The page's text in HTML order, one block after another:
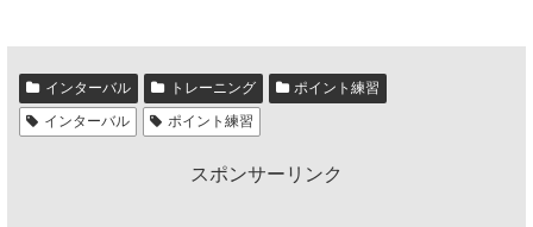
インターバル トレーニング
ポイント練習
インターバル
ポイント練習
スポンサーリンク